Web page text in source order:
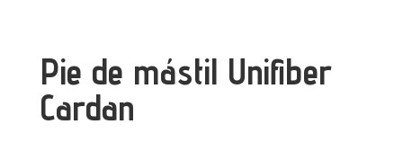
Pie de mástil Unifiber
Cardan